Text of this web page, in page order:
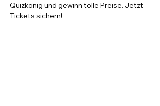
Quizkönig und gewinn tolle Preise. Jetzt
Tickets sichern!